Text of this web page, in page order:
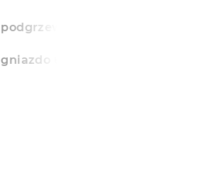
podgrzewana tylna szyba
gniazdo usb